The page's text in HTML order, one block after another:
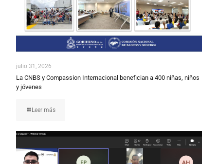
julio 31, 2026
La CNBS y Compassion Internacional benefician a 400 niñas, niños
y jóvenes
Leer más